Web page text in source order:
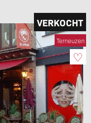
VERKOCHT
Terneuzen
♡